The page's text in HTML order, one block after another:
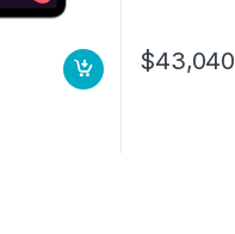
$43,040